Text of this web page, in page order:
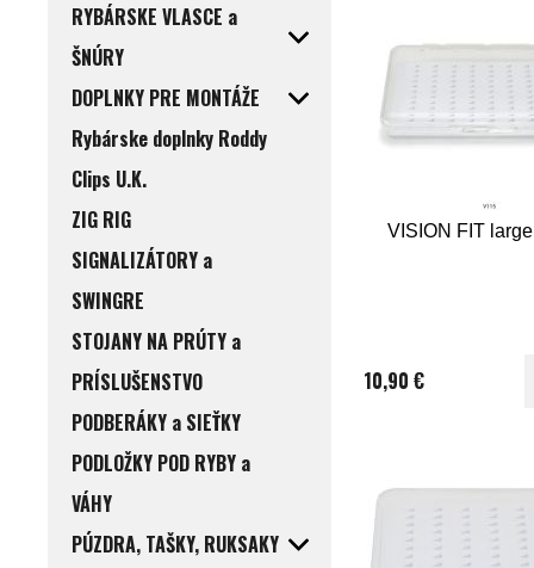
RYBÁRSKE VLASCE a
ŠNÚRY
DOPLNKY PRE MONTÁŽE
Rybárske doplnky Roddy
Clips U.K.
ZIG RIG
SIGNALIZÁTORY a
SWINGRE
STOJANY NA PRÚTY a
PRÍSLUŠENSTVO
PODBERÁKY a SIEŤKY
PODLOŽKY POD RYBY a
VÁHY
PÚZDRA, TAŠKY, RUKSAKY
VISION FIT
10,90 €